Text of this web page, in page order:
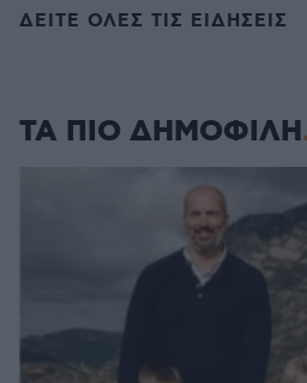
ΔΕΙΤΕ ΟΛΕΣ ΤΙΣ ΕΙΔΗΣΕΙΣ
ΤΑ ΠΙΟ ΔΗΜΟΦΙΛΗ